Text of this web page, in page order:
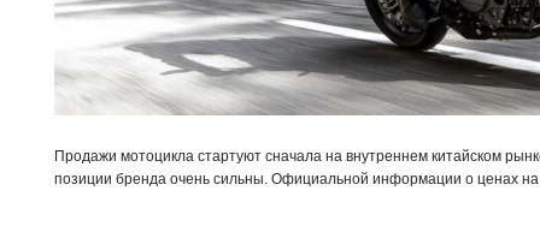
Продажи мотоцикла стартуют сначала на внутреннем китайском
позиции бренда очень сильны. Официальной информации о ценах